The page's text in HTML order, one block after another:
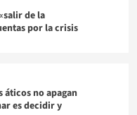
de la
por la crisis
áticos no apagan
es decidir y